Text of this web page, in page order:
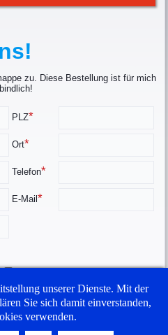
zu. Diese Bestellung ist für mich
PLZ*
Ort*
Telefon*
E-Mail *
Lesezirkel |
68 | 89335
unserer Dienste. Mit der
Sie sich damit einverstanden,
verwenden.